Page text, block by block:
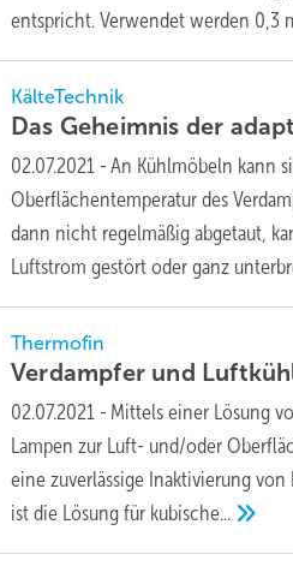
entspricht. Verwendet werden 0,3
KälteTechnik
Das Geheimnis der
02.07.2021 - An Kühlmöbeln kann
Oberflächentemperatur des
dann nicht regelmäßig abgetaut,
Luftstrom gestört oder ganz
Thermofin
Verdampfer und
02.07.2021 - Mittels einer Lösung
Lampen zur Luft- und/oder
eine zuverlässige Inaktivierung
ist die Lösung für kubische...